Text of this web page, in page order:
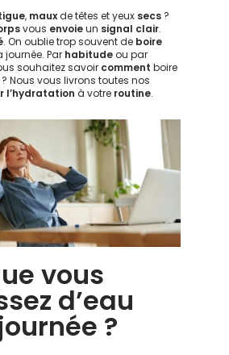
, mauxde têtes et yeux secs ?
vous envoieun signal clair.
. On oublie trop souvent de boire
Par habitudeou par
souhaitez savoir comment boire
Nous vous livrons toutes nos
l’hydratation à votre routine.
vous
d’eau
?